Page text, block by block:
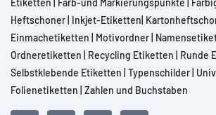
Etiketten
Farb-und Markierungspunkte
Heftschoner Inkjet-Etiketten
Einmachetiketten
Motivordner
Ordneretiketten
Recycling Etiketten Runde
Selbstklebende Etiketten Typenschilder
Folienetiketten Zahlen und Buchstaben